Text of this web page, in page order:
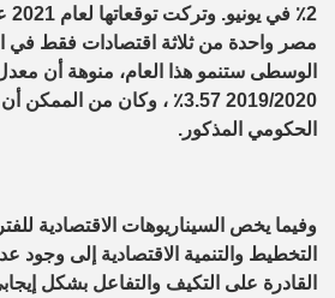
مصر واحدة من ثلاثة اقتصادات فقط في
الوسطى ستنمو هذا العام، منوهة أن معدل
الحكومي المذكور.
وفيما يخص السيناريوهات الاقتصادية
التخطيط والتنمية الاقتصادية إلى وجود
القادرة على التكيف والتفاعل بشكل